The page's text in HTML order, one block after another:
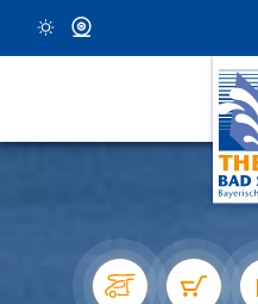
23 °C, Klar/Sonnig